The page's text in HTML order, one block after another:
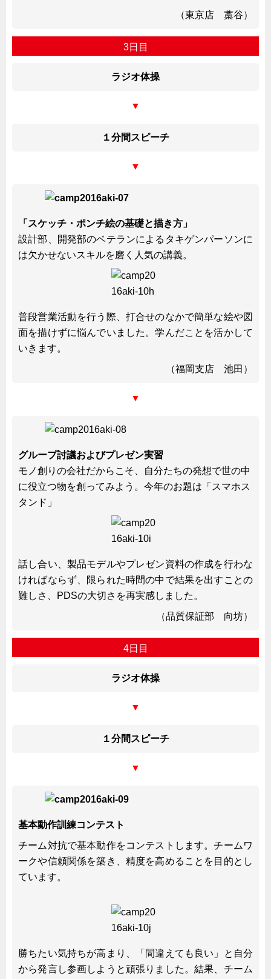
（東京店 藁谷）
3日目
ラジオ体操
▼
１分間スピーチ
▼
「スケッチ・ポンチ絵の基礎と描き方」
設計部、開発部のベテランによるタキゲンパーソンに
は欠かせないスキルを磨く人気の講義。
普段営業活動を行う際、打合せのなかで簡単な絵や図
面を描けずに悩んでいました。学んだことを活かして
いきます。
（福岡支店 池田）
▼
グループ討議およびプレゼン実習
モノ創りの会社だからこそ、自分たちの発想で世の中
に役立つ物を創ってみよう。今年のお題は「スマホス
タンド」
話し合い、製品モデルやプレゼン資料の作成を行わな
ければならず、限られた時間の中で結果を出すことの
難しさ、PDSの大切さを再実感しました。
（品質保証部 向坊）
4日目
ラジオ体操
▼
１分間スピーチ
▼
基本動作訓練コンテスト
チーム対抗で基本動作をコンテストします。チームワ
ークや信頼関係を築き、精度を高めることを目的とし
ています。
勝ちたい気持ちが高まり、「間違えても良い」と自分
から発言し参画しようと頑張りました。結果、チーム